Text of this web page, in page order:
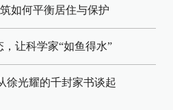
如何平衡居住与保护
让科学家“如鱼得水”
光耀的千封家书谈起